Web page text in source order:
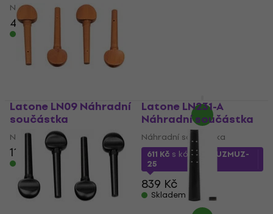
Náhradní součástka
45 Kč
Skladem
Latone LN09 Náhradní
součástka
Náhradní součástka
116 Kč 118 Kč
Skladem
Latone LN231-A
Náhradní součástka
Náhradní součástka
611 Kč s kódem MUZMUZ-
25
839 Kč
Skladem